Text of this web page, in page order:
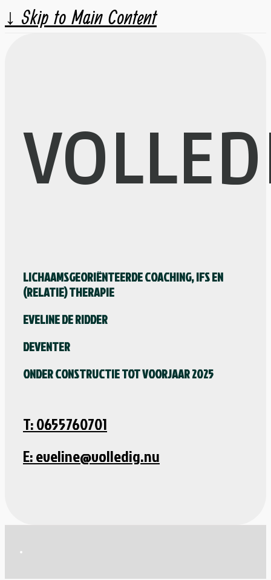
↓ Skip to Main Content
LICHAAMSGEORIËNTEERDE COACHING, IFS EN
(RELATIE) THERAPIE
EVELINE DE RIDDER
DEVENTER
ONDER CONSTRUCTIE TOT VOORJAAR 2025
T: 0655760701
E: eveline@volledig.nu